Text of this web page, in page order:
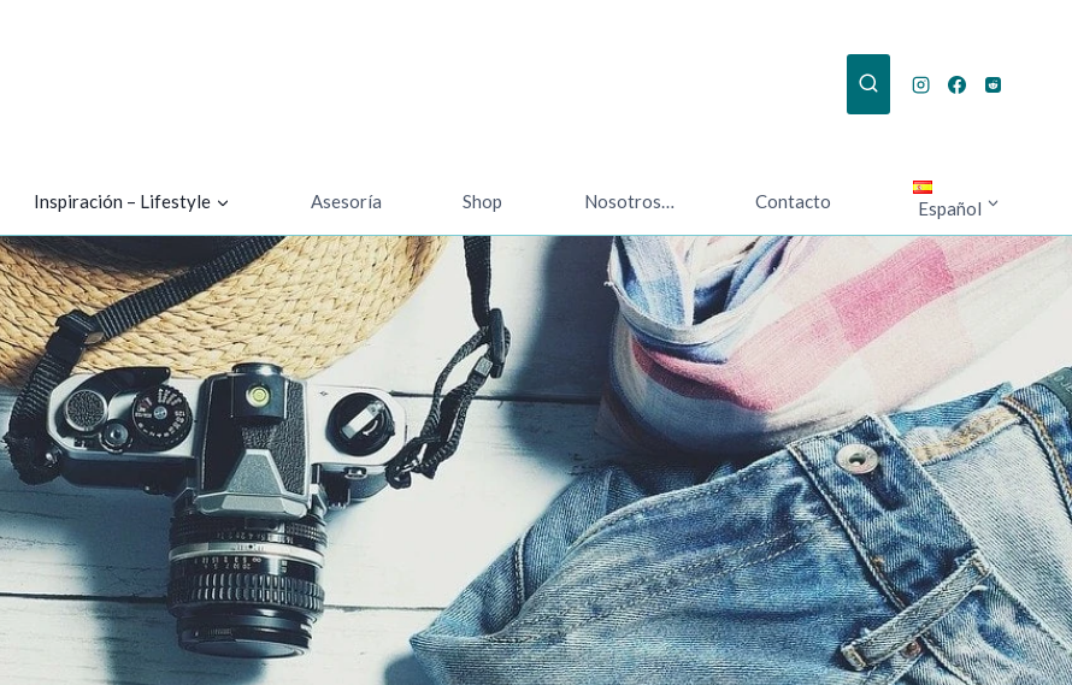
Inspiración – Lifestyle Asesoría Shop Nosotros… Contacto Español